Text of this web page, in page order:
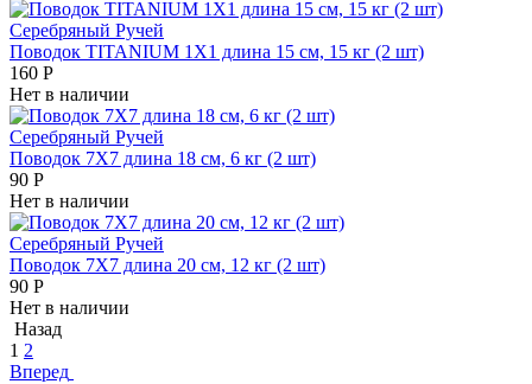
Серебряный Ручей
Поводок TITANIUM 1Х1 длина 15 см, 15 кг (2 шт)
160 Р
Нет в наличии
Серебряный Ручей
Поводок 7Х7 длина 18 см, 6 кг (2 шт)
90 Р
Нет в наличии
Серебряный Ручей
Поводок 7Х7 длина 20 см, 12 кг (2 шт)
90 Р
Нет в наличии
Назад
1 2
Вперед